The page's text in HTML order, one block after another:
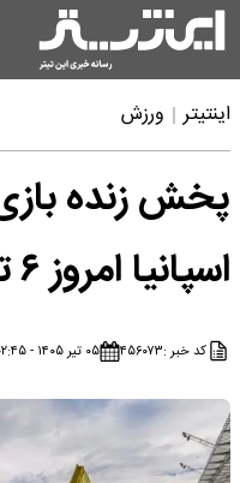
اینتیتر ورزش
پخش زنده بازی
اسپانیا امروز ۶ تیر ۱۴۰۵
کد خبر :۴۵۶۰۷۳ ۰۵ تیر ۱۴۰۵ - ۰۲:۴۵